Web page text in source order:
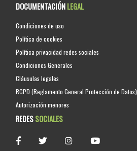
DOCUMENTACIÓNLEGAL
Condiciones de uso
Política de cookies
Política privacidad redes sociales
Condiciones Generales
Cláusulas legales
RGPD (Reglamento General Protección de Datos)
Autorización menores
REDESSOCIALES